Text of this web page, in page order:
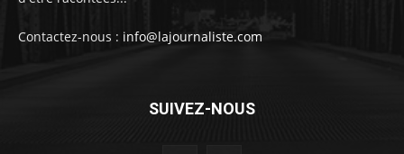
Contactez-nous : info@lajournaliste.com
SUIVEZ-NOUS